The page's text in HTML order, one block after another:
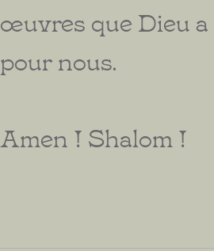
œuvres que Dieu a
pour nous.
Amen ! Shalom !